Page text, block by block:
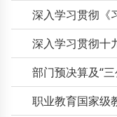
深入学习贯彻《
深入学习贯彻十
部门预决算及“
职业教育国家级